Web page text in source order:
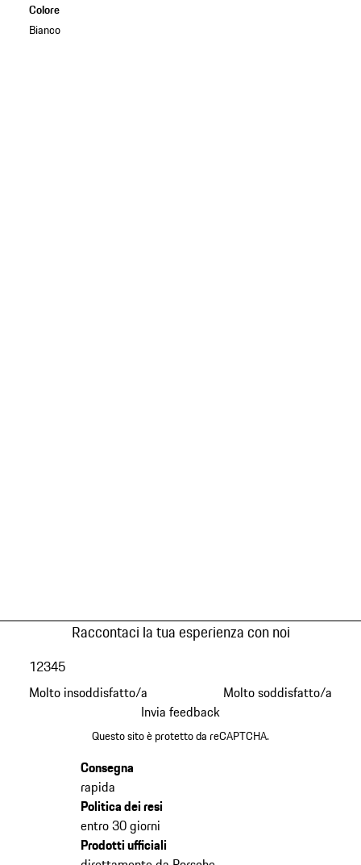
Colore
Bianco
Raccontaci la tua esperienza con noi
Molto insoddisfatto/a
12345
Molto soddisfatto/a
Invia feedback
Questo sito è protetto da reCAPTCHA.
Consegna
rapida
Politica dei resi
entro 30 giorni
Prodotti ufficiali